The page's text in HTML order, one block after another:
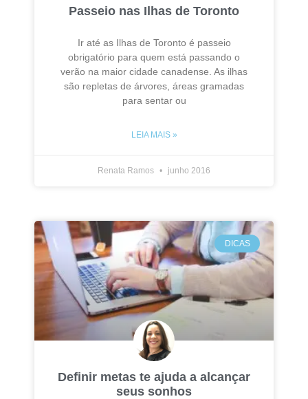
Passeio nas Ilhas de Toronto
Ir até as Ilhas de Toronto é passeio
obrigatório para quem está passando o
verão na maior cidade canadense. As ilhas
são repletas de árvores, áreas gramadas
para sentar ou
LEIA MAIS »
Renata Ramos junho 2016
DICAS
Definir metas te ajuda a alcançar
seus sonhos